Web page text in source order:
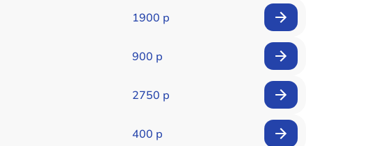
1900 р
900 р
2750 р
400 р